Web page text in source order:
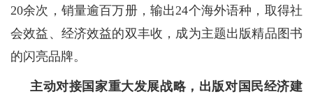
20余次，销量逾百万册，输出24个海外语种，取得社
会效益、经济效益的双丰收，成为主题出版精品图书
的闪亮品牌。
主动对接国家重大发展战略，出版对国民经济建